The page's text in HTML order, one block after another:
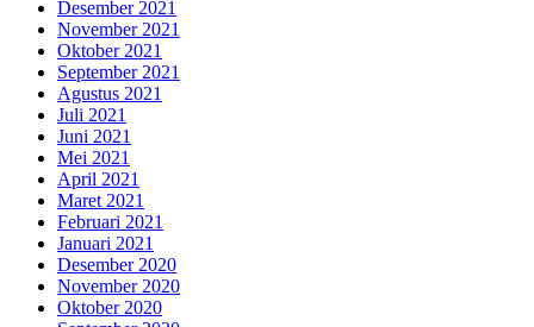
Desember 2021
November 2021
Oktober 2021
September 2021
Agustus 2021
Juli 2021
Juni 2021
Mei 2021
April 2021
Maret 2021
Februari 2021
Januari 2021
Desember 2020
November 2020
Oktober 2020